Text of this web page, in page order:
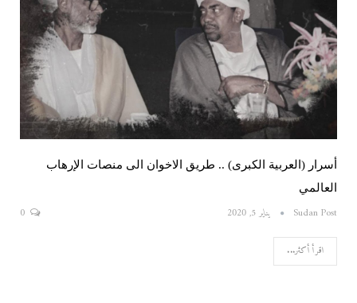
أسرار (العربية الكبرى) .. طريق الاخوان الى منصات الإرهاب
العالمي
Sudan Post يناير 5, 2020
اقرأ أكثر...